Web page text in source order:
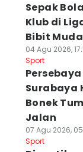
Sepak
Klub di
Bibit Muda
04 Agu 2026,
Sport
Surabaya
Bonek
Jalan
07 Agu 2026,
Sport